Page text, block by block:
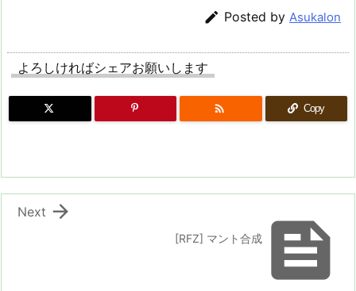
 Posted by Asukalon
よろしければシェアお願いします
 Copy

[RFZ] マント合成

Next